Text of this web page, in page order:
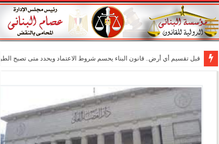
قبل تقسيم أي أرض.. قانون البناء يحسم شروط الاعتماد ويحدد متى تصبح